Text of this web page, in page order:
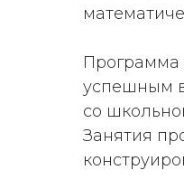
Программа
успешным
со
Занятия